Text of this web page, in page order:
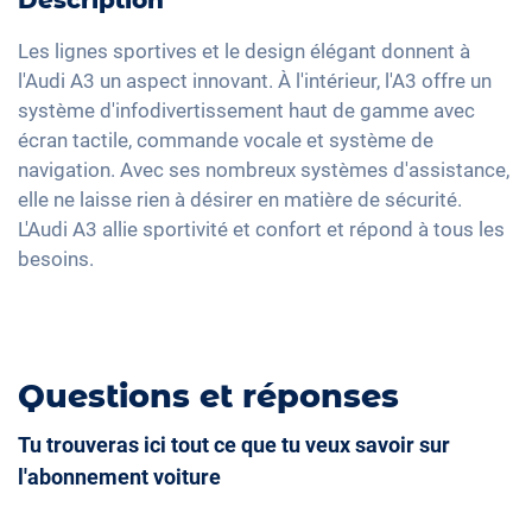
Rétroviseurs extérieurs à réglage électrique
Rétroviseur intérieur jour/nuit automatique
18" jantes en aluminium
Limiteur de vitesse
Système audio haute définition
Commande vocale
Interface USB
Apple Car Play
Android Auto
Ecran tactile
Full Digital Cockpit
Keyless Entry & Go
Sièges chauffants avant
Sièges en tissu
Sièges sport
Vitres surteintées
Lumière d'ambiance
Les lignes sportives et le design élégant donnent à
l'Audi A3 un aspect innovant. À l'intérieur, l'A3 offre un
système d'infodivertissement haut de gamme avec
écran tactile, commande vocale et système de
navigation. Avec ses nombreux systèmes d'assistance,
elle ne laisse rien à désirer en matière de sécurité.
L'Audi A3 allie sportivité et confort et répond à tous les
besoins.
Questions et réponses
Tu trouveras ici tout ce que tu veux savoir sur
l'abonnement voiture